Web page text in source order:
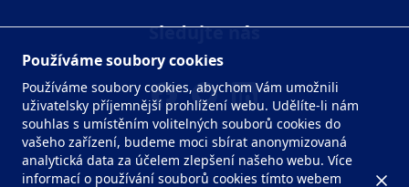
Sledujte nás
Používáme soubory cookies
Používáme soubory cookies, abychom Vám umožnili
uživatelsky příjemnější prohlížení webu. Udělíte-li nám
souhlas s umístěním volitelných souborů cookies do
vašeho zařízení, budeme moci sbírat anonymizovaná
analytická data za účelem zlepšení našeho webu. Více
informací o používání souborů cookies tímto webem